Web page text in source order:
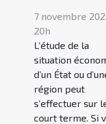
7 novembre
20h
L’étude de la
situation
d’un État ou
région peut
s’effectuer sur
court terme. Si